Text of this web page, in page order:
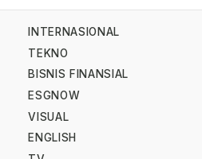
INTERNASIONAL
TEKNO
BISNIS FINANSIAL
ESGNOW
VISUAL
ENGLISH